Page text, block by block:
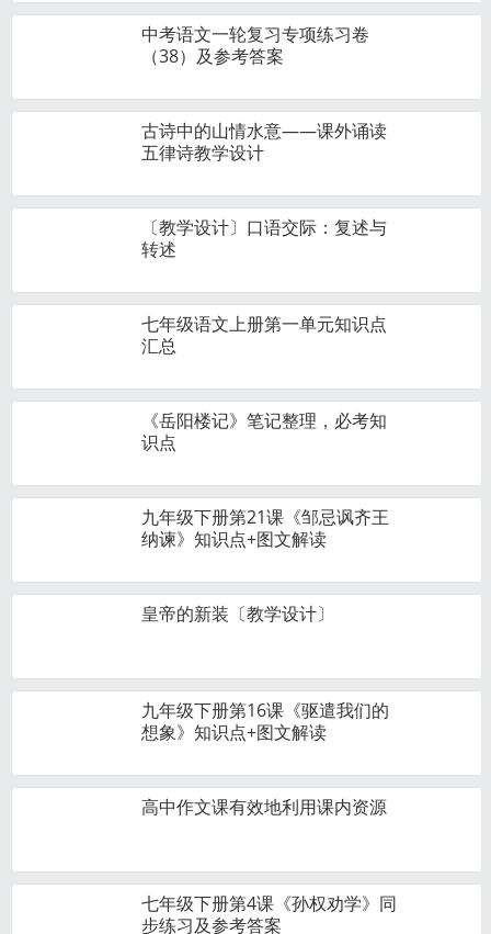
中考语文一轮复习专项练习卷
（38）及参考答案
古诗中的山情水意——课外诵读
五律诗教学设计
〔教学设计〕口语交际：复述与
转述
七年级语文上册第一单元知识点
汇总
《岳阳楼记》笔记整理，必考知
识点
九年级下册第21课《邹忌讽齐王
纳谏》知识点+图文解读
皇帝的新装〔教学设计〕
九年级下册第16课《驱遣我们的
想象》知识点+图文解读
高中作文课有效地利用课内资源
七年级下册第4课《孙权劝学》同
步练习及参考答案